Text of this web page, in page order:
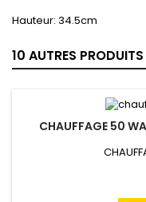
Hauteur: 34.5cm
10 AUTRES
CHAUFFAGE 50